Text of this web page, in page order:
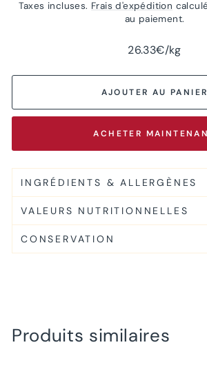
Taxes incluses. Frais d'expédition
au paiement.
26.33€/kg
AJOUTER AU PANIER
ACHETER
INGRÉDIENTS & ALLERGÈNES
VALEURS NUTRITIONNELLES
CONSERVATION
Produits similaires